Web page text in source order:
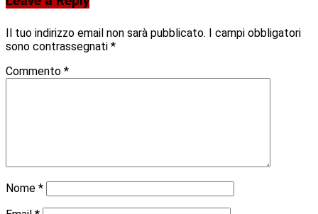
Il tuo indirizzo email non sarà pubblicato. I campi obbligatori
sono contrassegnati *
Commento *
Nome *